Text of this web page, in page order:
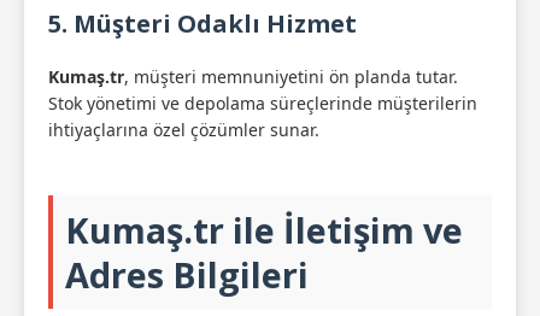
5. Müşteri Odaklı Hizmet
Kumaş.tr, müşteri memnuniyetini ön planda tutar.
Stok yönetimi ve depolama süreçlerinde müşterilerin
ihtiyaçlarına özel çözümler sunar.
Kumaş.tr ile İletişim ve
Adres Bilgileri